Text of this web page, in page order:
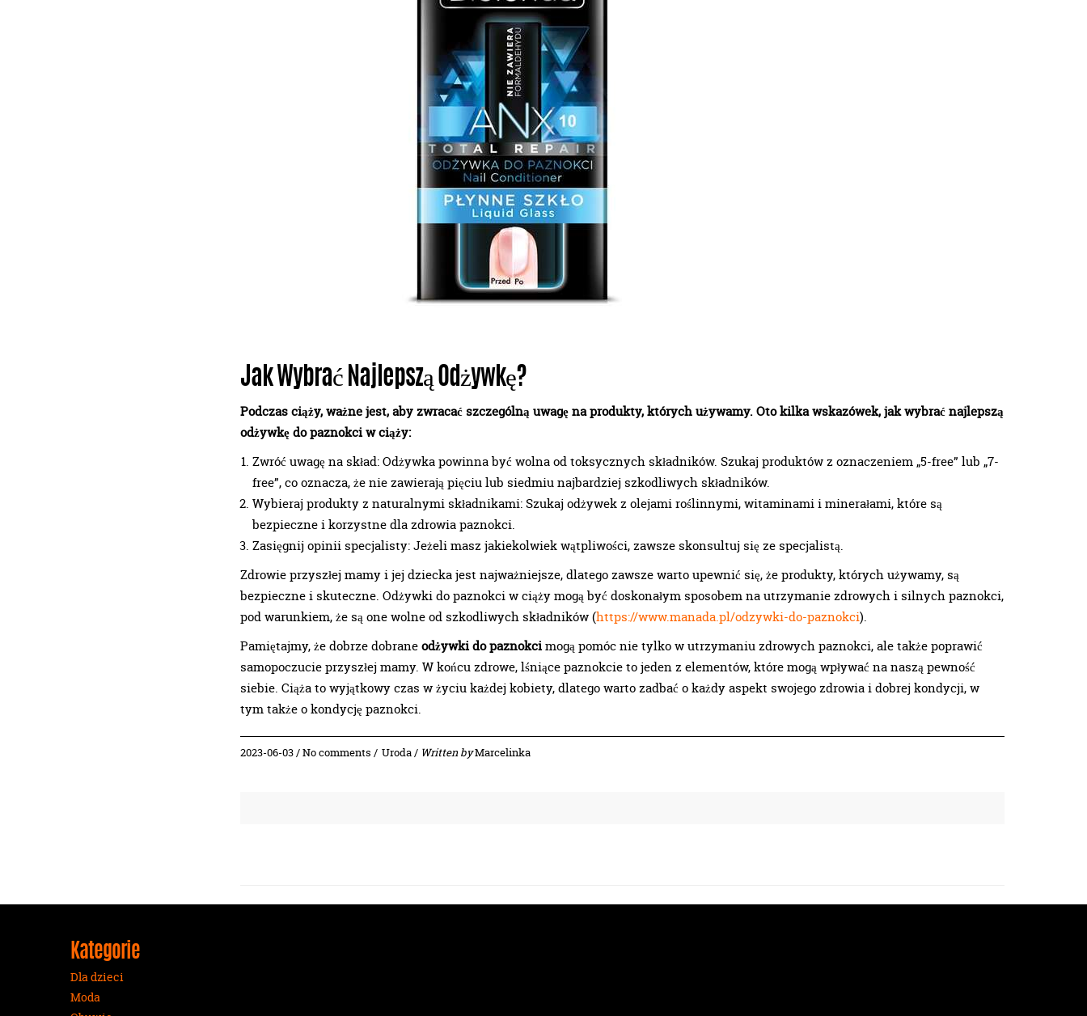
Jak Wybrać Najlepszą Odżywkę?
Podczas ciąży, ważne jest, aby zwracać szczególną uwagę na produkty, których używamy. Oto kilka wskazówek, jak wybrać najlepszą
odżywkę do paznokci w ciąży:
Zwróć uwagę na skład: Odżywka powinna być wolna od toksycznych składników. Szukaj produktów z oznaczeniem „5-free” lub „7-
free”, co oznacza, że nie zawierają pięciu lub siedmiu najbardziej szkodliwych składników.
Wybieraj produkty z naturalnymi składnikami: Szukaj odżywek z olejami roślinnymi, witaminami i minerałami, które są
bezpieczne i korzystne dla zdrowia paznokci.
Zasięgnij opinii specjalisty: Jeżeli masz jakiekolwiek wątpliwości, zawsze skonsultuj się ze specjalistą.
Zdrowie przyszłej mamy i jej dziecka jest najważniejsze, dlatego zawsze warto upewnić się, że produkty, których używamy, są
bezpieczne i skuteczne. Odżywki do paznokci w ciąży mogą być doskonałym sposobem na utrzymanie zdrowych i silnych paznokci,
pod warunkiem, że są one wolne od szkodliwych składników (https://www.manada.pl/odzywki-do-paznokci).
Pamiętajmy, że dobrze dobraneodżywki do paznokcimogą pomóc nie tylko w utrzymaniu zdrowych paznokci, ale także poprawić
samopoczucie przyszłej mamy. W końcu zdrowe, lśniące paznokcie to jeden z elementów, które mogą wpływać na naszą pewność
siebie. Ciąża to wyjątkowy czas w życiu każdej kobiety, dlatego warto zadbać o każdy aspekt swojego zdrowia i dobrej kondycji, w
tym także o kondycję paznokci.
2023-06-03 / No comments / Uroda/ Written byMarcelinka
Kategorie
Dla dzieci
Moda